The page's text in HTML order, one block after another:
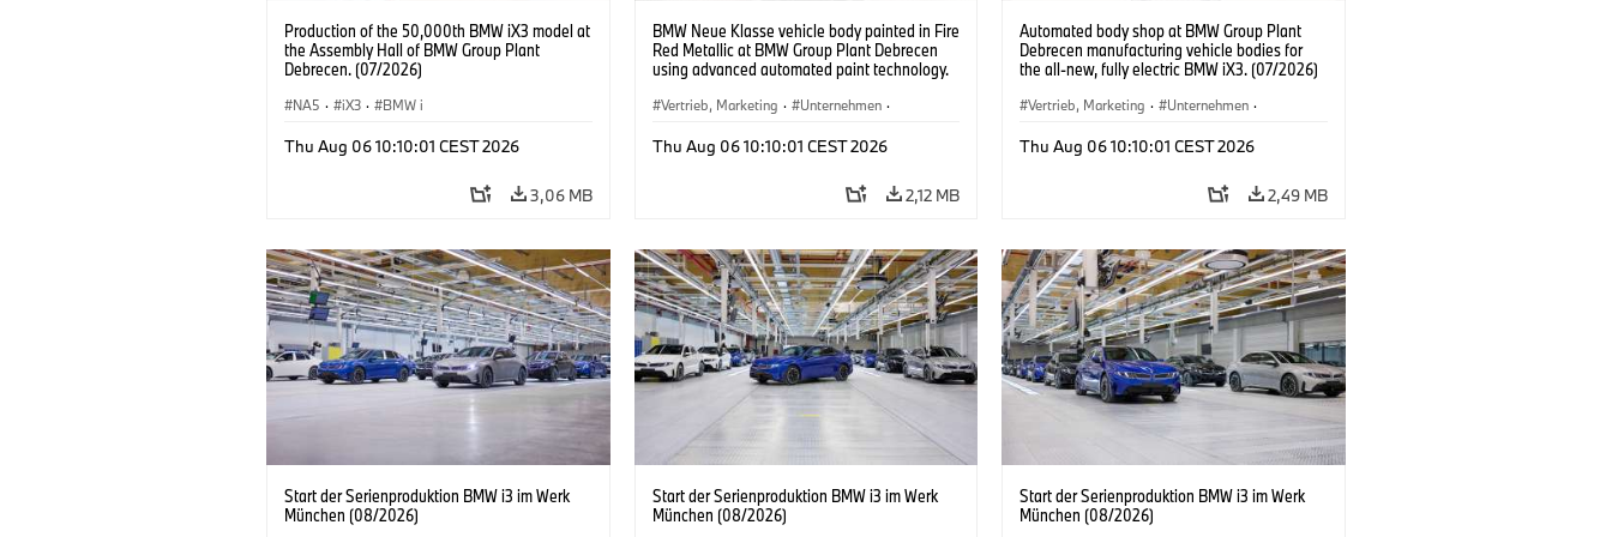
Production of the 50,000th BMW iX3 model at
the Assembly Hall of BMW Group Plant
Debrecen. (07/2026)
NA5 · iX3 · BMW i
Thu Aug 06 10:10:01 CEST 2026
3,06 MB
BMW Neue Klasse vehicle body painted in Fire
Red Metallic at BMW Group Plant Debrecen
using advanced automated paint technology.
Vertrieb, Marketing · Unternehmen ·
Thu Aug 06 10:10:01 CEST 2026
2,12 MB
Automated body shop at BMW Group Plant
Debrecen manufacturing vehicle bodies for
the all-new, fully electric BMW iX3. (07/2026)
Vertrieb, Marketing · Unternehmen ·
Thu Aug 06 10:10:01 CEST 2026
2,49 MB
Start der Serienproduktion BMW i3 im Werk
München (08/2026)
Start der Serienproduktion BMW i3 im Werk
München (08/2026)
Start der Serienproduktion BMW i3 im Werk
München (08/2026)